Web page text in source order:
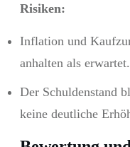
Risiken:
Inflation und
anhalten als erwartet.
Der Schuldenstand
keine deutliche